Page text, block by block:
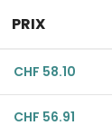
PRIX
CHF 58.10
CHF 56.91